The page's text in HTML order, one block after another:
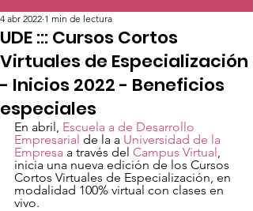
UDE ::: Cursos Cortos
Virtuales de Especialización
- Inicios 2022 - Beneficios
especiales
4 abr 2022 1 min de lectura
En abril, Escuela a de Desarrollo
Empresarial de la a Universidad de la
Empresa a través del Campus Virtual,
inicia una nueva edición de los Cursos
Cortos Virtuales de Especialización, en
modalidad 100% virtual con clases en
vivo.